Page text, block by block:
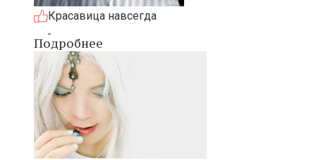
Красавица навсегда
Подробнее